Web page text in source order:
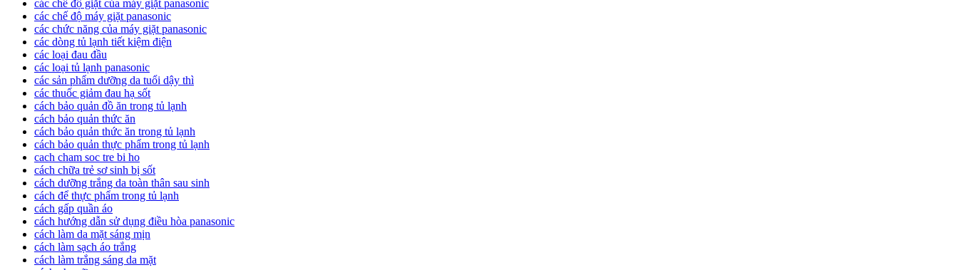
các chế độ giặt của máy giặt panasonic
các chế độ máy giặt panasonic
các chức năng của máy giặt panasonic
các dòng tủ lạnh tiết kiệm điện
các loại đau đầu
các loại tủ lạnh panasonic
các sản phẩm dưỡng da tuổi dậy thì
các thuốc giảm đau hạ sốt
cách bảo quản đồ ăn trong tủ lạnh
cách bảo quản thức ăn
cách bảo quản thức ăn trong tủ lạnh
cách bảo quản thực phẩm trong tủ lạnh
cach cham soc tre bi ho
cách chữa trẻ sơ sinh bị sốt
cách dưỡng trắng da toàn thân sau sinh
cách để thực phẩm trong tủ lạnh
cách gấp quần áo
cách hướng dẫn sử dụng điều hòa panasonic
cách làm da mặt sáng mịn
cách làm sạch áo trắng
cách làm trắng sáng da mặt